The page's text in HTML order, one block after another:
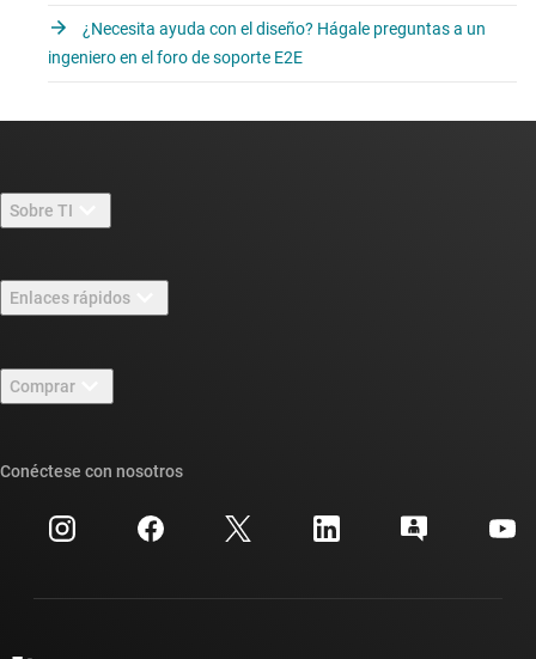
¿Necesita ayuda con el diseño? Hágale preguntas a un
ingeniero en el foro de soporte E2E
Sobre TI
Carreras laborales
Sala de redacción
Eventos
Relaciones con los inversionistas
Enlaces rápidos
Foros de soporte de diseño de TI E2E™
Búsqueda de referencias cruzadas
Centro de atención al cliente
Comprar
Preguntas frecuentes sobre pedidos
Conéctese con nosotros